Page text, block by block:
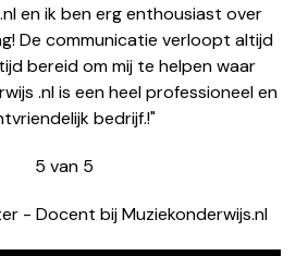
en ik ben erg enthousiast over
De communicatie verloopt altijd
bereid om mij te helpen waar
.nl is een heel professioneel en
bedrijf.!"
5 van 5
- Docent bij Muziekonderwijs.nl